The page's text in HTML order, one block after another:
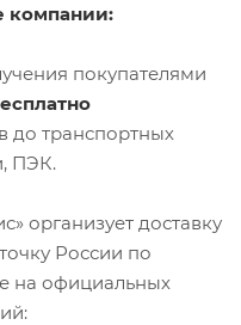
компании:
покупателями
до транспортных
ПЭК.
организует доставку
России по
на официальных